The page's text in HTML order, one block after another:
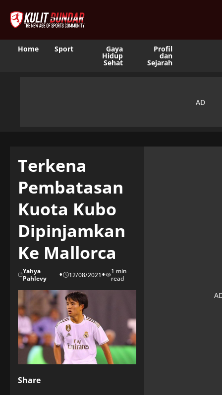
Home Sport Gaya
Hidup
Sehat
Profil
dan
Sejarah
Terkena
Pembatasan
Kuota Kubo
Dipinjamkan
Ke Mallorca
Yahya
Pahlevy
• 12/08/2021•
1 min
read
Share